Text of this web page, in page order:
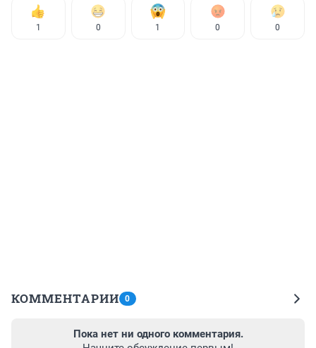
1 0 1 0 0
КОММЕНТАРИИ 0
Пока нет ни одного комментария.